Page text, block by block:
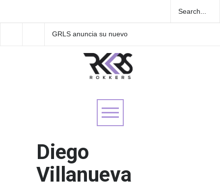
GRLS anuncia su nuevo
Diego
Villanueva